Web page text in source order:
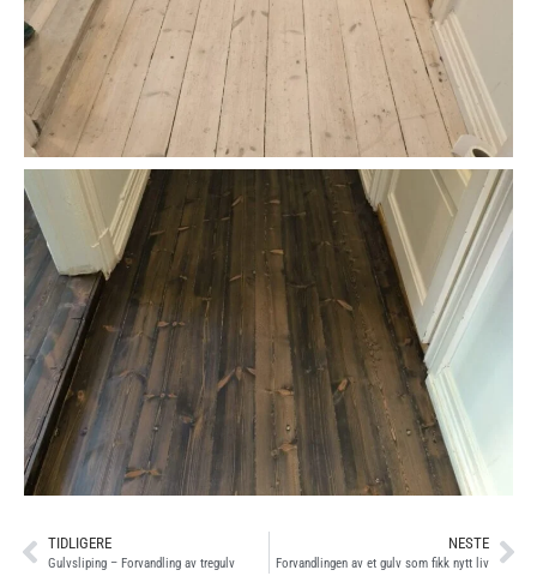
TIDLIGERE
Gulvsliping – Forvandling av tregulv
NESTE
Forvandlingen av et gulv som fikk nytt liv